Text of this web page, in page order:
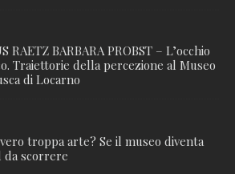
RAETZ BARBARA PROBST – L’occhio
Traiettorie della percezione al Museo
di Locarno
troppa arte? Se il museo diventa
da scorrere